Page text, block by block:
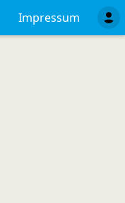
Impressum